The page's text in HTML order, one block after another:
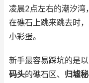
凌晨2点左右的潮汐湾
在礁石上跳来跳去时
小彩蛋。
新手最容易踩坑的是
码头的礁石区、 归墟